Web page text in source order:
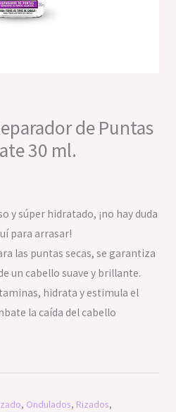
de Puntas
30 ml.
y súper hidratado, ¡no hay duda
para arrasar!
las puntas secas, se garantiza
un cabello suave y brillante.
hidrata y estimula el
la caída del cabello
, Ondulados, Rizados,